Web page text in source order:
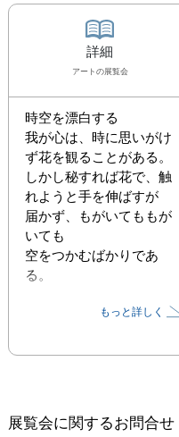
詳細
アート の展覧会
時空を漂白する
我が心は、時に思いがけ
ず花を観ることがある。
しかし秘すれば花で、触
れようと手を伸ばすが
届かず、もがいてももが
いても
空をつかむばかりであ
る。
（作者の言葉）もっと詳しく
展覧会に関するお問合せ